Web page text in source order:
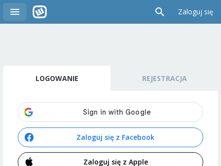
Zaloguj się
LOGOWANIE REJESTRACJA
Zaloguj się z Facebook
Zaloguj się z Apple